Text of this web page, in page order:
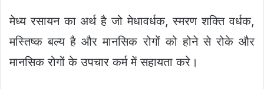
मेध्य रसायन का अर्थ है जो मेधावर्धक, स्मरण शक्ति वर्धक,
मस्तिष्क बल्य है और मानसिक रोगों को होने से रोके और
मानसिक रोगों के उपचार कर्म में सहायता करे।